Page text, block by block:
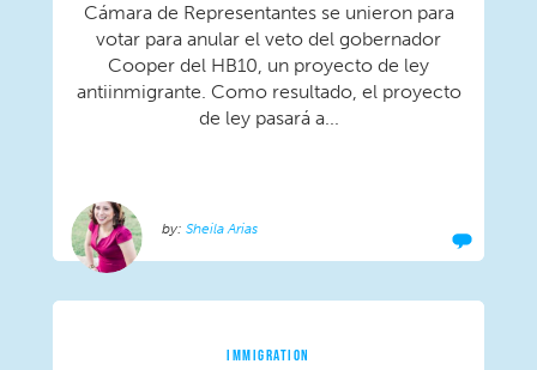
Cámara de Representantes se unieron para
votar para anular el veto del gobernador
Cooper del HB10, un proyecto de ley
antiinmigrante. Como resultado, el proyecto
de ley pasará a...
Sheila Arias
IMMIGRATION